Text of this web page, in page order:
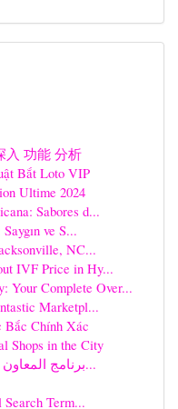
入 功能 分析
Bắt Loto VIP
Ultime 2024
Sabores d...
ve S...
NC...
IVF Price in Hy...
Your Complete Over...
Marketpl...
Bắc Chính Xác
Shops in the City
برنامج المعاون نظام الحضور والانصراف متكا...
Term...